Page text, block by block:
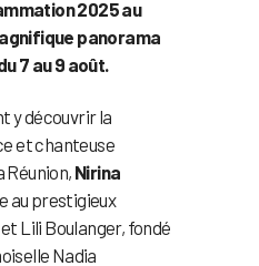
2025 au
panorama
7 au 9 août.
y découvrir la
et chanteuse
Réunion, Nirina
au prestigieux
Lili Boulanger, fondé
Nadia